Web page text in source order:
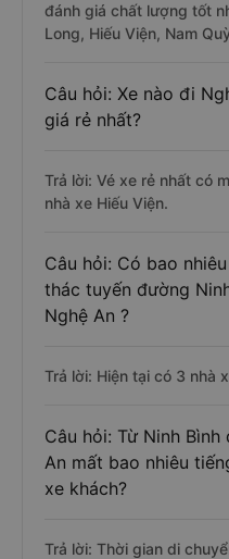
đánh giá chất lượng tốt
Long, Hiếu Viện, Nam
Câu hỏi: Xe nào đi
giá rẻ nhất?
Trả lời: Vé xe rẻ nhất có
nhà xe Hiếu Viện.
Câu hỏi: Có bao
thác tuyến đường
Nghệ An ?
Trả lời: Hiện tại có 3 nhà
Câu hỏi: Từ Ninh
An mất bao nhiêu
xe khách?
Trả lời: Thời gian di